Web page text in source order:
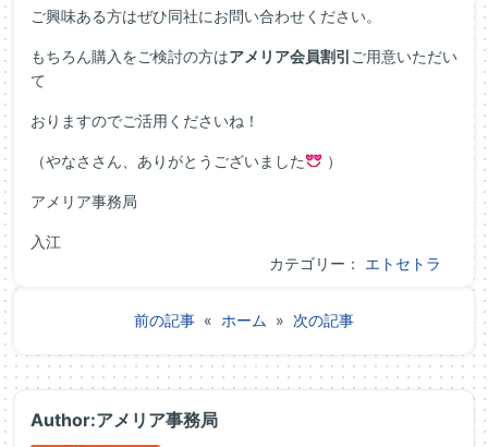
ご興味ある方はぜひ同社にお問い合わせください。
もちろん購入をご検討の方はアメリア会員割引 ご用意いただい
て
おりますのでご活用くださいね！
（やなささん、ありがとうございました ）
アメリア事務局
入江
カテゴリー： エトセトラ
前の記事 « ホーム » 次の記事
Author:アメリア事務局